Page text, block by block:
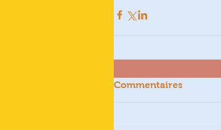
Commentaires